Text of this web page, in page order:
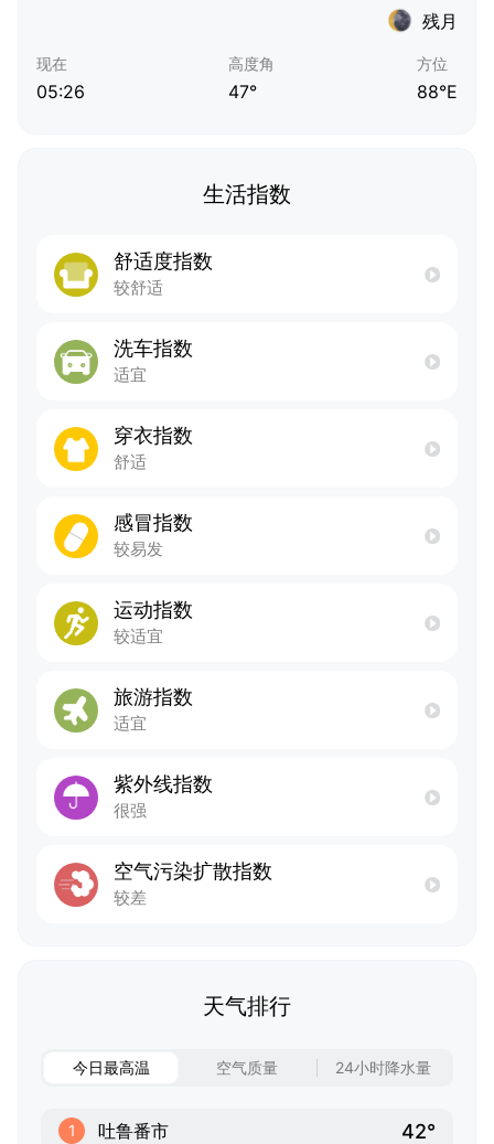
残月
现在
05:26
高度角
47°
方位
88°E
生活指数
舒适度指数
较舒适
洗车指数
适宜
穿衣指数
舒适
感冒指数
较易发
运动指数
较适宜
旅游指数
适宜
紫外线指数
很强
空气污染扩散指数
较差
天气排行
今日最高温 空气质量 24小时降水量
1 吐鲁番市 42°